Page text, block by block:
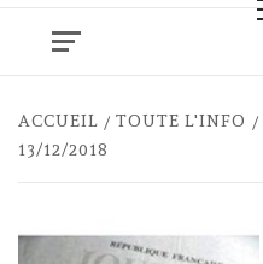
Menu
ACCUEIL TOUTE L'INFO
13/12/2018